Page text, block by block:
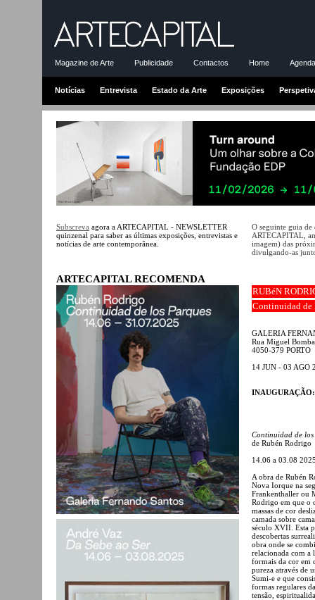
Magazine de Arte Publicidade Contactos Home
Notícias Entrevista Estado da Arte Exposições
Subscreva agora a ARTECAPITAL - NEWSLETTER
quinzenal para saber as últimas exposições, entrevistas e
notícias de arte contemporânea.
ARTECAPITAL RECOMENDA
O seguinte guia de
ARTECAPITAL,
imagem) das
divulgando-as
RUBéN
Continuidad de
GALERIA
Rua Miguel
4050-379 PORTO
14 JUN - 03 AGO
INAUGURAÇÃO:
Continuidad de los
de Rubén Rodrigo
14.06 a 03.08
A obra de Rubén
Nova Iorque na
Frankenthaller ou
Rodrigo em que o
massas de cor
camada sobre
século XVII. Esta
descobertas
obra onde se
relacionada com a
formais da cor em
pureza através de
Sumi-e e que
formas regulares
tensão,